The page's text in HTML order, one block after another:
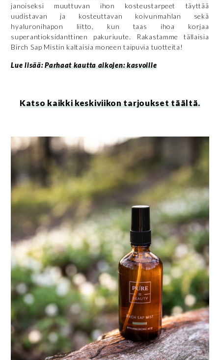
janoiseksi muuttuvan ihon kosteustarpeet täyttää
uudistavan ja kosteuttavan koivunmahlan sekä
hyaluronihapon liitto, kun taas ihoa korjaa
superantioksidanttinen pakuriuute. Rakastamme tällaisia
Birch Sap Mistin kaltaisia moneen taipuvia tuotteita!
Lue lisää:Parhaat kautta aikojen: kasvoille
Katso kaikki keskiviikon tarjoukset täältä.